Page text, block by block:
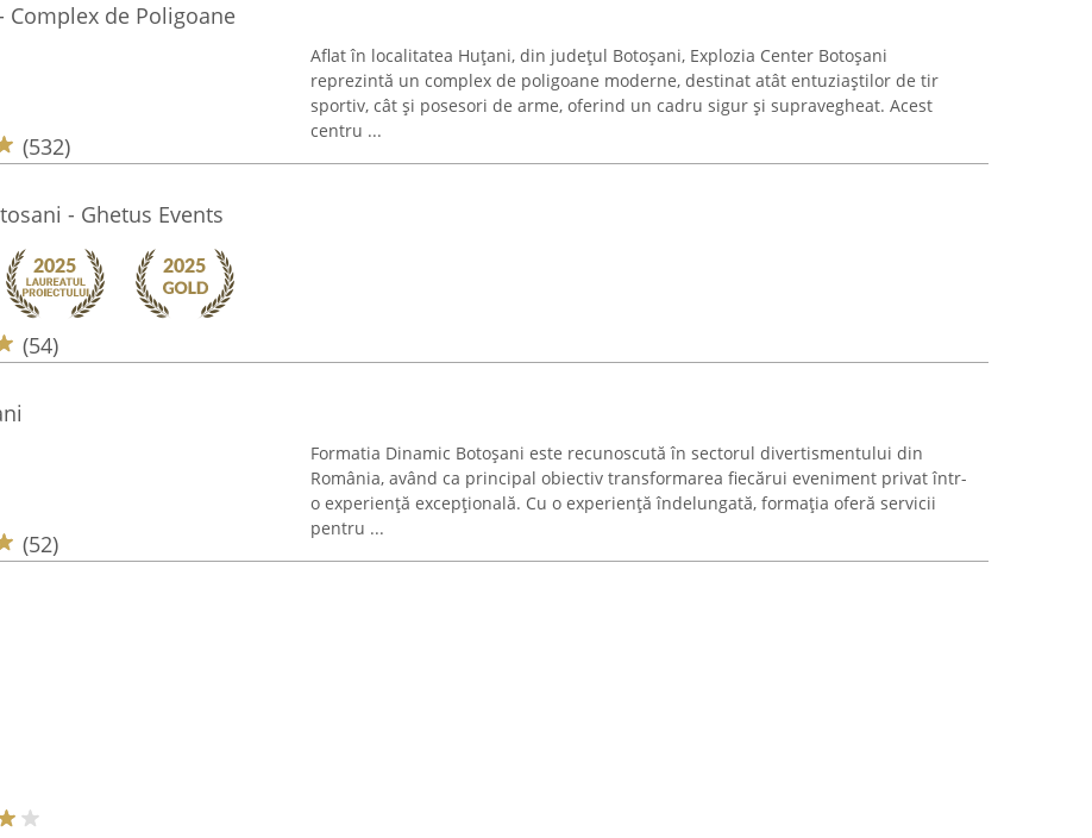
Complex de Poligoane
(532)
Aflat în localitatea Huțani, din județul Botoșani, Explozia Center Botoșani
reprezintă un complex de poligoane moderne, destinat atât entuziaștilor de tir
sportiv, cât și posesori de arme, oferind un cadru sigur și supravegheat. Acest
centru ...
- Ghetus Events
(54)
(52)
Formatia Dinamic Botoșani este recunoscută în sectorul divertismentului din
România, având ca principal obiectiv transformarea fiecărui eveniment privat într-
o experiență excepțională. Cu o experiență îndelungată, formația oferă servicii
pentru ...